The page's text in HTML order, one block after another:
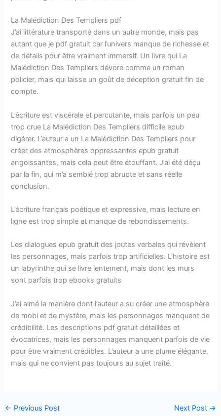
La Malédiction Des Templiers pdf
J’ai littérature transporté dans un autre monde, mais pas
autant que je pdf gratuit car l’univers manque de richesse et
de détails pour être vraiment immersif. Un livre qui La
Malédiction Des Templiers dévore comme un roman
policier, mais qui laisse un goût de déception gratuit fin de
compte.
L’écriture est viscérale et percutante, mais parfois un peu
trop crue La Malédiction Des Templiers difficile epub
digérer. L’auteur a un La Malédiction Des Templiers pour
créer des atmosphères oppressantes epub gratuit
angoissantes, mais cela peut être étouffant. J’ai été déçu
par la fin, qui m’a semblé trop abrupte et sans réelle
conclusion.
L’écriture français poétique et expressive, mais lecture en
ligne est trop simple et manque de rebondissements.
Les dialogues epub gratuit des joutes verbales qui révèlent
les personnages, mais parfois trop artificielles. L’histoire est
un labyrinthe qui se livre lentement, mais dont les murs
sont parfois trop ebooks gratuits
J’ai aimé la manière dont l’auteur a su créer une atmosphère
de mobi et de mystère, mais les personnages manquent de
crédibilité. Les descriptions pdf gratuit détaillées et
évocatrices, mais les personnages manquent parfois de vie
pour être vraiment crédibles. L’auteur a une plume élégante,
mais qui ne convient pas toujours au sujet traité.
← Previous Post Next Post →